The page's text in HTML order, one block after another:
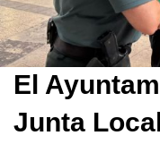
El
Junta